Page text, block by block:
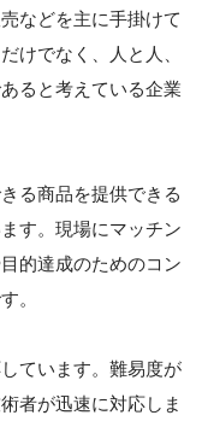
などを主に手掛けて
けでなく、人と人、
ると考えている企業
る商品を提供できる
す。現場にマッチン
的達成のためのコン
。
ています。難易度が
者が迅速に対応しま